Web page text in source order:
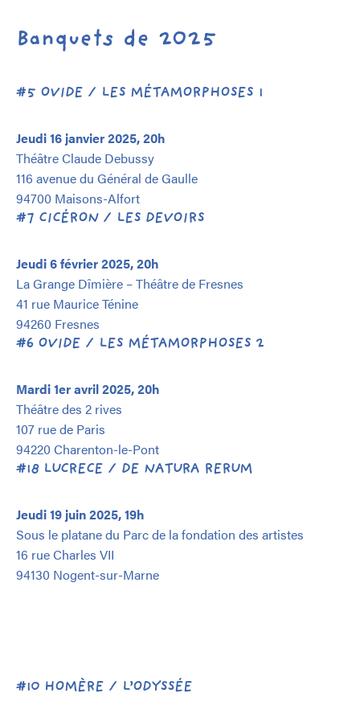
Banquets de 2025
#5 OVIDE / LES MÉTAMORPHOSES 1
Jeudi 16 janvier 2025, 20h
Théâtre Claude Debussy
116 avenue du Général de Gaulle
94700 Maisons-Alfort
#7 CICÉRON / LES DEVOIRS
Jeudi 6 février 2025, 20h
La Grange Dîmière – Théâtre de Fresnes
41 rue Maurice Ténine
94260 Fresnes
#6 OVIDE / LES MÉTAMORPHOSES 2
Mardi 1er avril 2025, 20h
Théâtre des 2 rives
107 rue de Paris
94220 Charenton-le-Pont
#18 LUCRECE / DE NATURA RERUM
Jeudi 19 juin 2025, 19h
Sous le platane du Parc de la fondation des artistes
16 rue Charles VII
94130 Nogent-sur-Marne
#10 HOMÈRE / L’ODYSSÉE